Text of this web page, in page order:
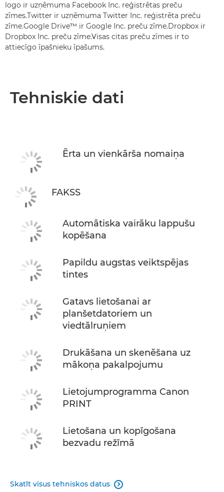
logo ir uzņēmuma Facebook Inc. reģistrētas preču
zīmes.Twitter ir uzņēmuma Twitter Inc. reģistrēta preču
zīme.Google Drive™ ir Google Inc. preču zīme.Dropbox ir
Dropbox Inc. preču zīme.Visas citas preču zīmes ir to
attiecīgo īpašnieku īpašums.
Tehniskie dati
Ērta un vienkārša nomaiņa
FAKSS
Automātiska vairāku lappušu
kopēšana
Papildu augstas veiktspējas
tintes
Gatavs lietošanai ar
planšetdatoriem un
viedtālruņiem
Drukāšana un skenēšana uz
mākoņa pakalpojumu
Lietojumprogramma Canon
PRINT
Lietošana un kopīgošana
bezvadu režīmā
Skatīt visus tehniskos datus 